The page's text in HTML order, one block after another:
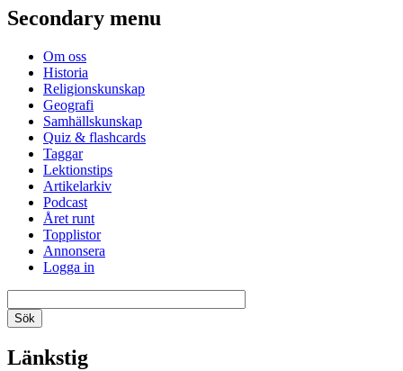
Secondary menu
Om oss
Historia
Religionskunskap
Geografi
Samhällskunskap
Quiz & flashcards
Taggar
Lektionstips
Artikelarkiv
Podcast
Året runt
Topplistor
Annonsera
Logga in
Länkstig